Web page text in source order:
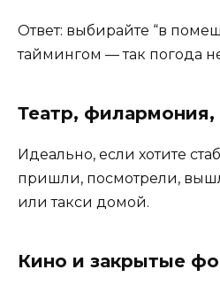
Ответ: выбирайте “в
таймингом — так погода
Театр, филармония,
Идеально, если хотите
пришли, посмотрели,
или такси домой.
Кино и закрытые